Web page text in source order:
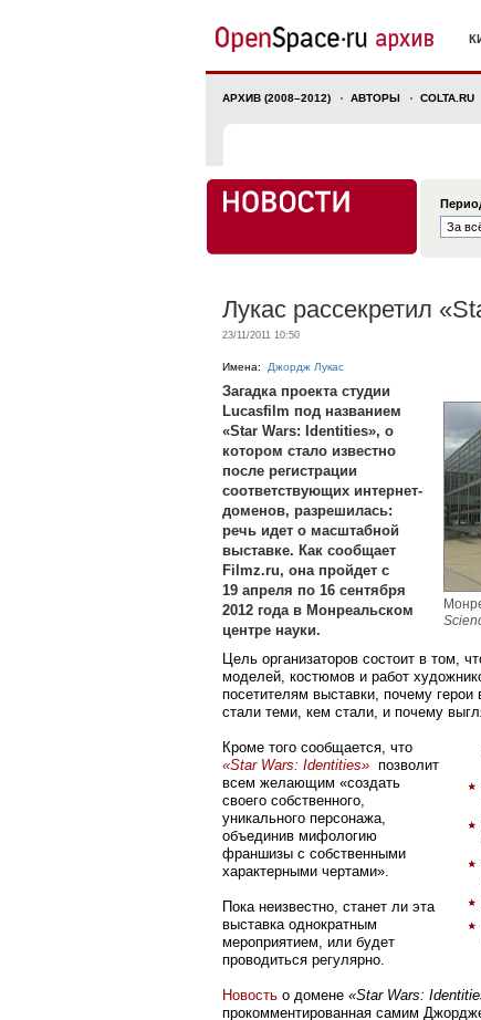
АРХИВ (2008–2012) АВТОРЫ COLTA.RU
Лукас рассекретил
23/11/2011 10:50
Имена: Джордж Лукас
Загадка проекта студии
Lucasfilm под названием
«Star Wars: Identities», о
котором стало известно
после регистрации
соответствующих интернет-
доменов, разрешилась:
речь идет о масштабной
выставке. Как сообщает
Filmz.ru, она пройдет с
19 апреля по 16 сентября
2012 года в Монреальском
центре науки.
Цель организаторов состоит в том,
моделей, костюмов и работ
посетителям выставки, почему
стали теми, кем стали, и почему
Кроме того сообщается, что
«Star Wars: Identities» позволит
всем желающим «создать
своего собственного,
уникального персонажа,
объединив мифологию
франшизы с собственными
характерными чертами».
Пока неизвестно, станет ли эта
выставка однократным
мероприятием, или будет
проводиться регулярно.
​​Новость о домене «Star Wars:
прокомментированная самим